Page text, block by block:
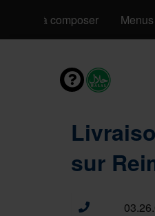
Pizzas à composer
sur